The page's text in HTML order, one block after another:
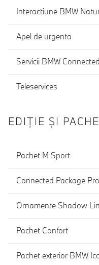
Interactiune BMW
Apel de urgenta
Servicii BMW
Teleservices
EDIŢIE ŞI
Pachet M Sport
Connected Package
Ornamente Shadow
Pachet Confort
Pachet exterior BMW